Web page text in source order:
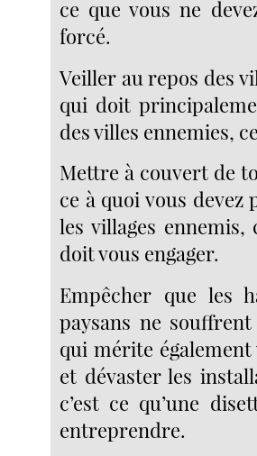
ce que vous ne
forcé.
Veiller au repos des
qui doit
des villes ennemies,
Mettre à couvert de
ce à quoi vous
les villages ennemis,
doit vous engager.
Empêcher que les
paysans ne
qui mérite
et dévaster les
c’est ce qu’une
entreprendre.